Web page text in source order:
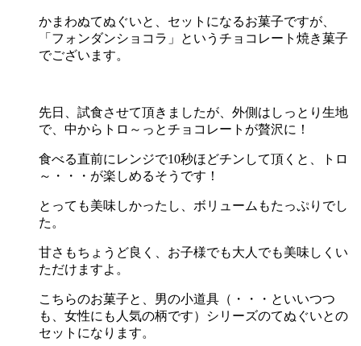
かまわぬてぬぐいと、セットになるお菓子ですが、
「フォンダンショコラ」というチョコレート焼き菓子
でございます。
先日、試食させて頂きましたが、外側はしっとり生地
で、中からトロ～っとチョコレートが贅沢に！
食べる直前にレンジで10秒ほどチンして頂くと、トロ
～・・・が楽しめるそうです！
とっても美味しかったし、ボリュームもたっぷりでし
た。
甘さもちょうど良く、お子様でも大人でも美味しくい
ただけますよ。
こちらのお菓子と、男の小道具（・・・といいつつ
も、女性にも人気の柄です）シリーズのてぬぐいとの
セットになります。